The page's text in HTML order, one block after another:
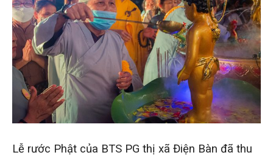
Lễ rước Phật của BTS PG thị xã Điện Bàn đã thu